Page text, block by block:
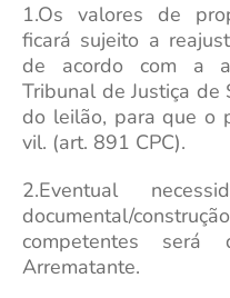
1.Os valores de
ficará sujeito a
de acordo com a
Tribunal de Justiça de
do leilão, para que o
vil. (art. 891 CPC).
2.Eventual
documental/
competentes será
Arrematante.